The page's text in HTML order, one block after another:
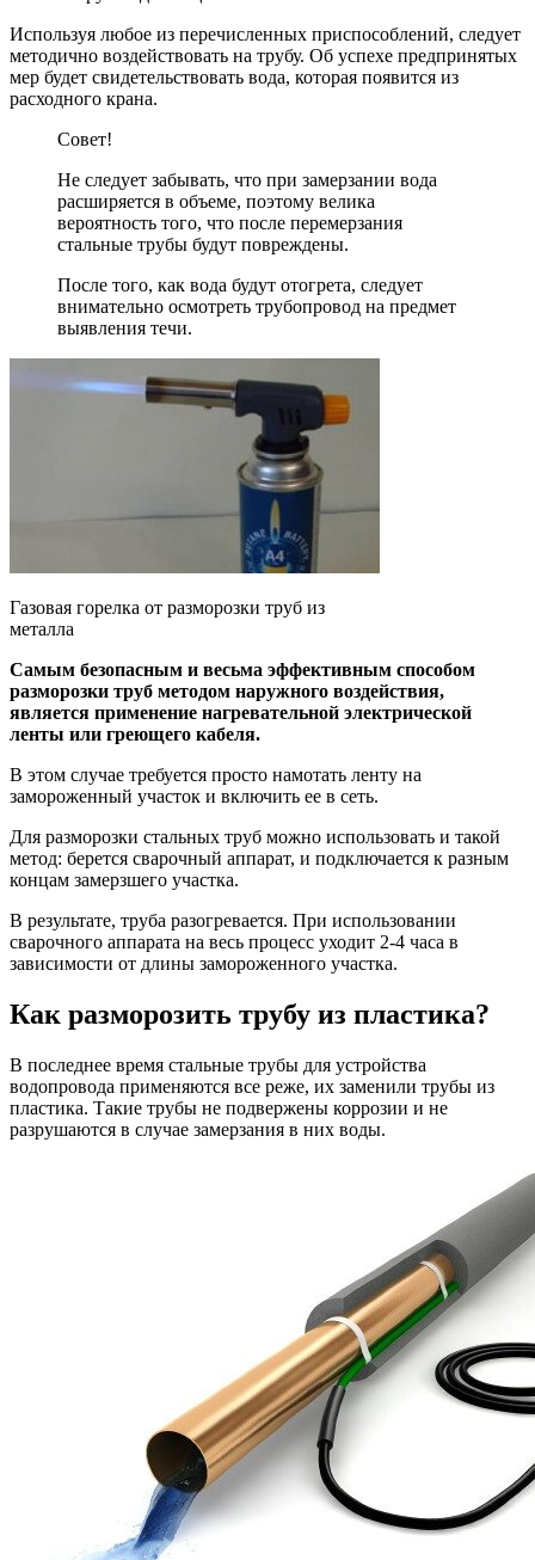
Используя любое из перечисленных приспособлений, следует
методично воздействовать на трубу. Об успехе предпринятых
мер будет свидетельствовать вода, которая появится из
расходного крана.
Совет!
Не следует забывать, что при замерзании вода
расширяется в объеме, поэтому велика
вероятность того, что после перемерзания
стальные трубы будут повреждены.
После того, как вода будут отогрета, следует
внимательно осмотреть трубопровод на предмет
выявления течи.
Газовая горелка от разморозки труб из
металла
Самым безопасным и весьма эффективным способом
разморозки труб методом наружного воздействия,
является применение нагревательной электрической
ленты или греющего кабеля.
В этом случае требуется просто намотать ленту на
замороженный участок и включить ее в сеть.
Для разморозки стальных труб можно использовать и такой
метод: берется сварочный аппарат, и подключается к разным
концам замерзшего участка.
В результате, труба разогревается. При использовании
сварочного аппарата на весь процесс уходит 2-4 часа в
зависимости от длины замороженного участка.
Как разморозить трубу из пластика?
В последнее время стальные трубы для устройства
водопровода применяются все реже, их заменили трубы из
пластика. Такие трубы не подвержены коррозии и не
разрушаются в случае замерзания в них воды.